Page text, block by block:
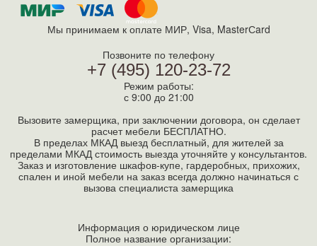
Мы принимаем к оплате МИР, Visa, MasterСard
Позвоните по телефону
+7 (495) 120-23-72
Режим работы:
с 9:00 до 21:00
Вызовите замерщика, при заключении договора, он сделает
расчет мебели БЕСПЛАТНО.
В пределах МКАД выезд бесплатный, для жителей за
пределами МКАД стоимость выезда уточняйте у консультантов.
Заказ и изготовление шкафов-купе, гардеробных, прихожих,
спален и иной мебели на заказ всегда должно начинаться с
вызова специалиста замерщика
Информация о юридическом лице
Полное название организации: